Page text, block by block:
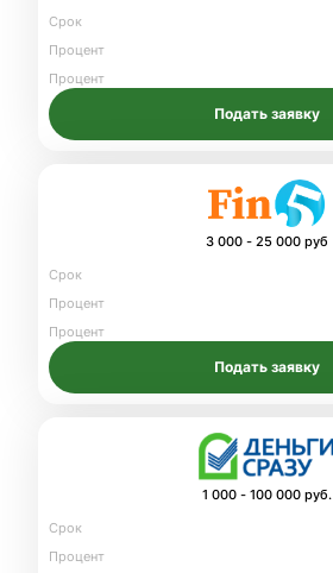
Срок
Процент
Процент
Подать заявку
3 000 - 25 000 руб
Срок
Процент
Процент
Подать заявку
1 000 - 100 000 руб.
Срок
Процент